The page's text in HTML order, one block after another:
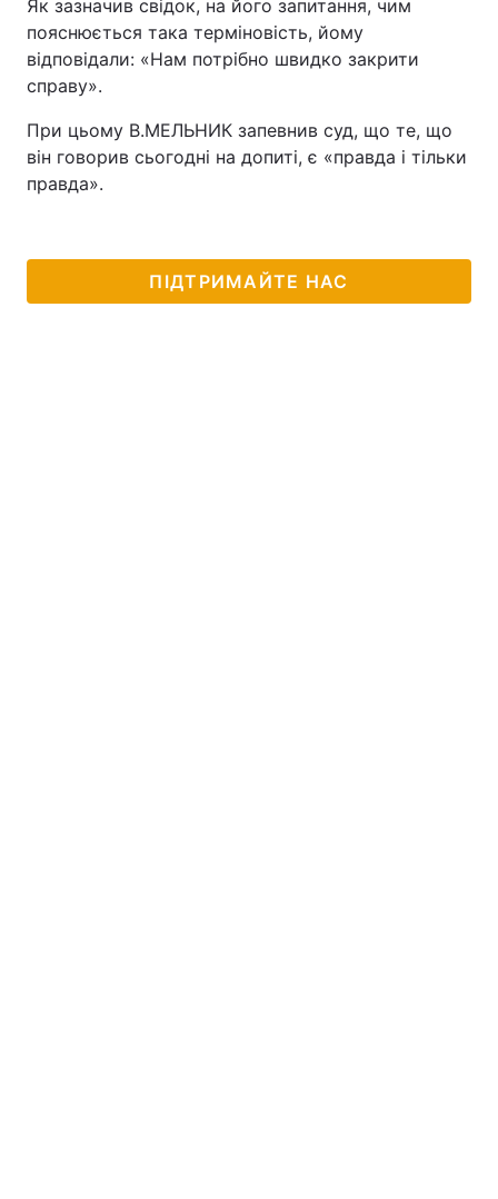
Екологія Регіони
Відео з Youtube Статті
Інтерв'ю
Як зазначив свідок, на його запитання, чим
пояснюється така терміновість, йому
відповідали: «Нам потрібно швидко закрити
справу».
При цьому В.МЕЛЬНИК запевнив суд, що те, що
він говорив сьогодні на допиті, є «правда і тільки
правда».
ПІДТРИМАЙТЕ НАС